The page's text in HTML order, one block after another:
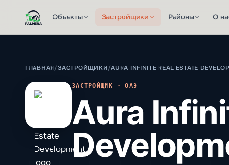
Объекты Застройщики Районы О
ГЛАВНАЯ/ЗАСТРОЙЩИКИ /AURA INFINITE REAL ESTATE
ЗАСТРОЙЩИК · ОАЭ
Aura